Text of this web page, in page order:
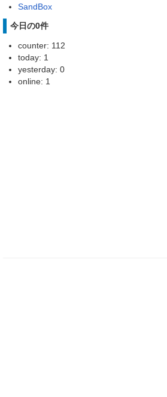
SandBox
今日の0件
counter: 112
today: 1
yesterday: 0
online: 1